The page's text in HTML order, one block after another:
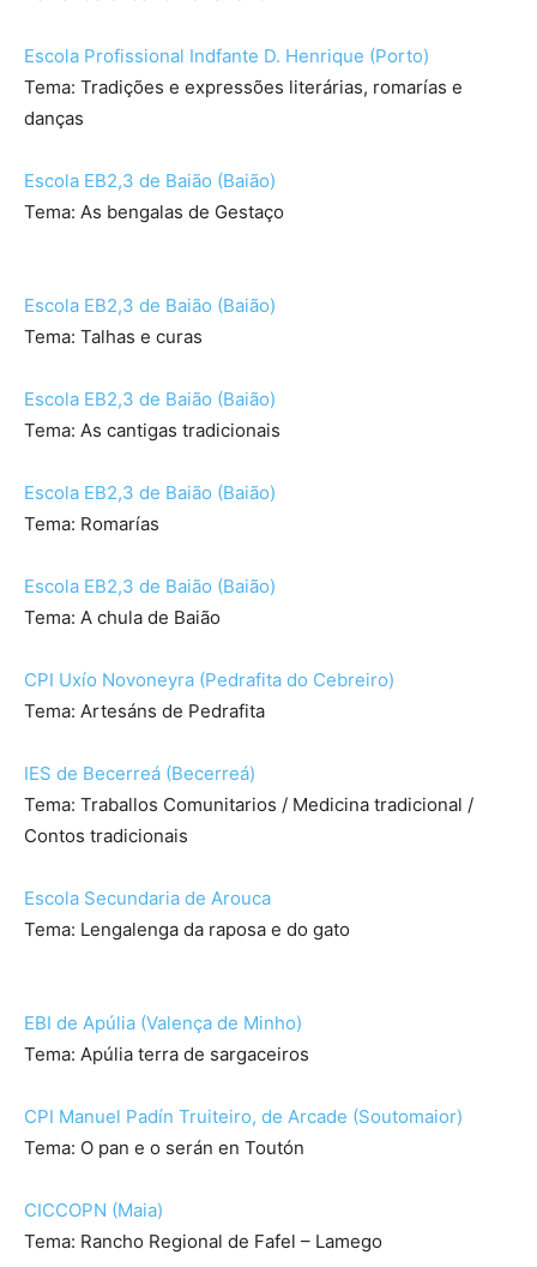
Escola Profissional Indfante D. Henrique (Porto)
Tema: Tradições e expressões literárias, romarías e
danças
Escola EB2,3 de Baião (Baião)
Tema: As bengalas de Gestaço
Escola EB2,3 de Baião (Baião)
Tema: Talhas e curas
Escola EB2,3 de Baião (Baião)
Tema: As cantigas tradicionais
Escola EB2,3 de Baião (Baião)
Tema: Romarías
Escola EB2,3 de Baião (Baião)
Tema: A chula de Baião
CPI Uxío Novoneyra (Pedrafita do Cebreiro)
Tema: Artesáns de Pedrafita
IES de Becerreá (Becerreá)
Tema: Traballos Comunitarios / Medicina tradicional /
Contos tradicionais
Escola Secundaria de Arouca
Tema: Lengalenga da raposa e do gato
EBI de Apúlia (Valença de Minho)
Tema: Apúlia terra de sargaceiros
CPI Manuel Padín Truiteiro, de Arcade (Soutomaior)
Tema: O pan e o serán en Toutón
CICCOPN (Maia)
Tema: Rancho Regional de Fafel – Lamego